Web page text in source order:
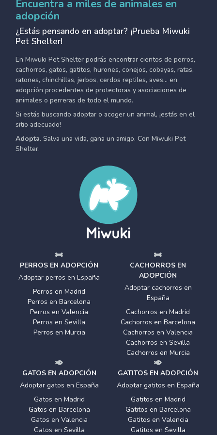
Encuentra a miles de animales en
adopción
¿Estás pensando en adoptar? ¡Prueba Miwuki
Pet Shelter!
En Miwuki Pet Shelter podrás encontrar cientos de perros,
cachorros, gatos, gatitos, hurones, conejos, cobayas, ratas,
ratones, chinchillas, jerbos, cerdos reptiles, aves... en
adopción procedentes de protectoras y asociaciones de
animales o perreras de todo el mundo.
Si estás buscando adoptar o acoger un animal, ¡estás en el
sitio adecuado!
Adopta. Salva una vida, gana un amigo. Con Miwuki Pet
Shelter.
PERROS EN ADOPCIÓN
Adoptar perros en España
Perros en Madrid
Perros en Barcelona
Perros en Valencia
Perros en Sevilla
Perros en Murcia
CACHORROS EN
ADOPCIÓN
Adoptar cachorros en
España
Cachorros en Madrid
Cachorros en Barcelona
Cachorros en Valencia
Cachorros en Sevilla
Cachorros en Murcia
GATOS EN ADOPCIÓN
Adoptar gatos en España
Gatos en Madrid
Gatos en Barcelona
Gatos en Valencia
Gatos en Sevilla
GATITOS EN ADOPCIÓN
Adoptar gatitos en España
Gatitos en Madrid
Gatitos en Barcelona
Gatitos en Valencia
Gatitos en Sevilla